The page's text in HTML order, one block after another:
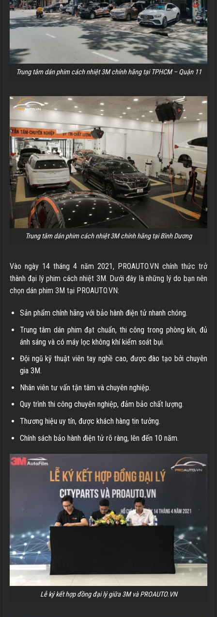
Trung tâm dán phim cách nhiệt 3M chính hãng tại TPHCM – Quận 11
Trung tâm dán phim cách nhiệt 3M chính hãng tại Bình Dương
Vào ngày 14 tháng 4 năm 2021, PROAUTO.VN chính thức trở
thành đại lý phim cách nhiệt 3M. Dưới đây là những lý do bạn nên
chọn dán phim 3M tại PROAUTO.VN:
Sản phẩm chính hãng với bảo hành điện tử nhanh chóng.
Trung tâm dán phim đạt chuẩn, thi công trong phòng kín, đủ
ánh sáng và có máy lọc không khí kiểm soát bụi.
Đội ngũ kỹ thuật viên tay nghề cao, được đào tạo bởi chuyên
gia 3M.
Nhân viên tư vấn tận tâm và chuyên nghiệp.
Quy trình thi công chuyên nghiệp, đảm bảo chất lượng.
Thương hiệu uy tín, được khách hàng tin tưởng.
Chính sách bảo hành điện tử rõ ràng, lên đến 10 năm.
Lễ ký kết hợp đồng đại lý giữa 3M và PROAUTO.VN